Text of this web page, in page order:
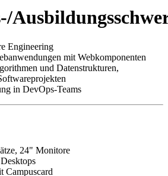
Engineering
mit Webkomponenten
und Datenstrukturen,
in DevOps-Teams
24" Monitore